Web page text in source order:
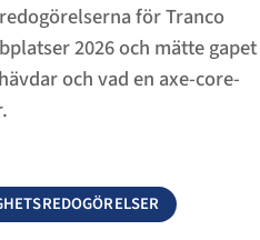
för Tranco
2026 och mätte gapet
och vad en axe-core-